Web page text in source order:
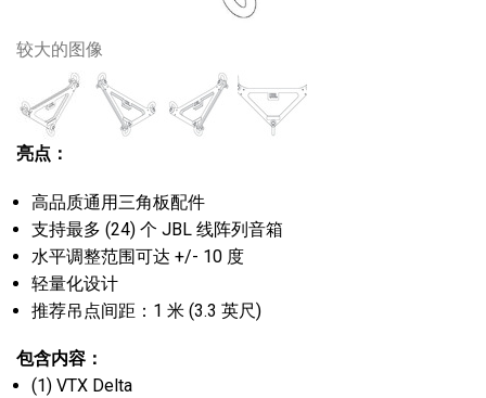
较大的图像
亮点：
高品质通用三角板配件
支持最多 (24) 个 JBL 线阵列音箱
水平调整范围可达 +/- 10 度
轻量化设计
推荐吊点间距：1 米 (3.3 英尺)
包含内容：
(1) VTX Delta